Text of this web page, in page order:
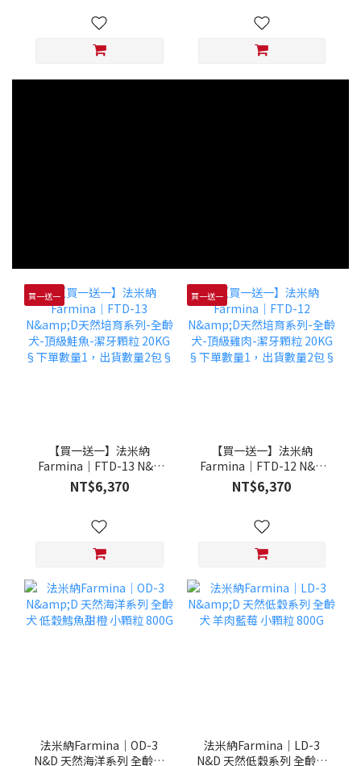
買一送一
【買一送一】法米納
Farmina｜FTD-13 N&D
天然培育系列-全齡犬-頂級
鮭魚-潔牙顆粒 20KG §下
NT$6,370
買一送一
【買一送一】法米納
Farmina｜FTD-12 N&D
天然培育系列-全齡犬-頂級
雞肉-潔牙顆粒 20KG §下
NT$6,370
法米納Farmina｜OD-3
N&D 天然海洋系列 全齡犬
法米納Farmina｜LD-3
N&D 天然低穀系列 全齡犬